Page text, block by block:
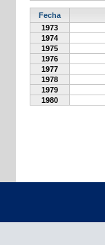
Fecha
1973
1974
1975
1976
1977
1978
1979
1980